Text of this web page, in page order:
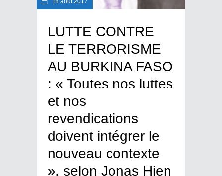
18 août 2017
LUTTE CONTRE
LE TERRORISME
AU BURKINA FASO
: « Toutes nos luttes
et nos
revendications
doivent intégrer le
nouveau contexte
», selon Jonas Hien